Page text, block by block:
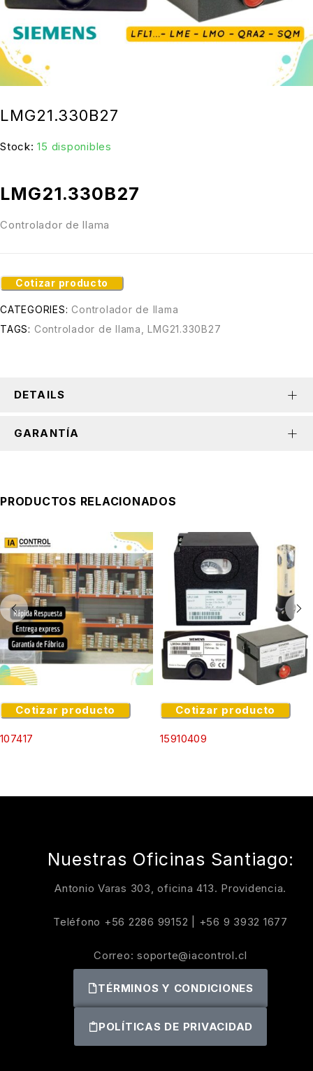
LMG21.330B27
Stock: 15 disponibles
LMG21.330B27
Controlador de llama
Cotizar producto
CATEGORIES: Controlador de llama
TAGS: Controlador de llama ,LMG21.330B27
DETAILS
GARANTÍA
PRODUCTOS RELACIONADOS
Cotizar producto
107417
Cotizar producto
15910409
Nuestras Oficinas Santiago:
Antonio Varas 303, oficina 413. Providencia.
Teléfono +56 2286 99152 +56 9 3932 1677
Correo: soporte@iacontrol.cl
TÉRMINOS Y CONDICIONES
POLÍTICAS DE PRIVACIDAD